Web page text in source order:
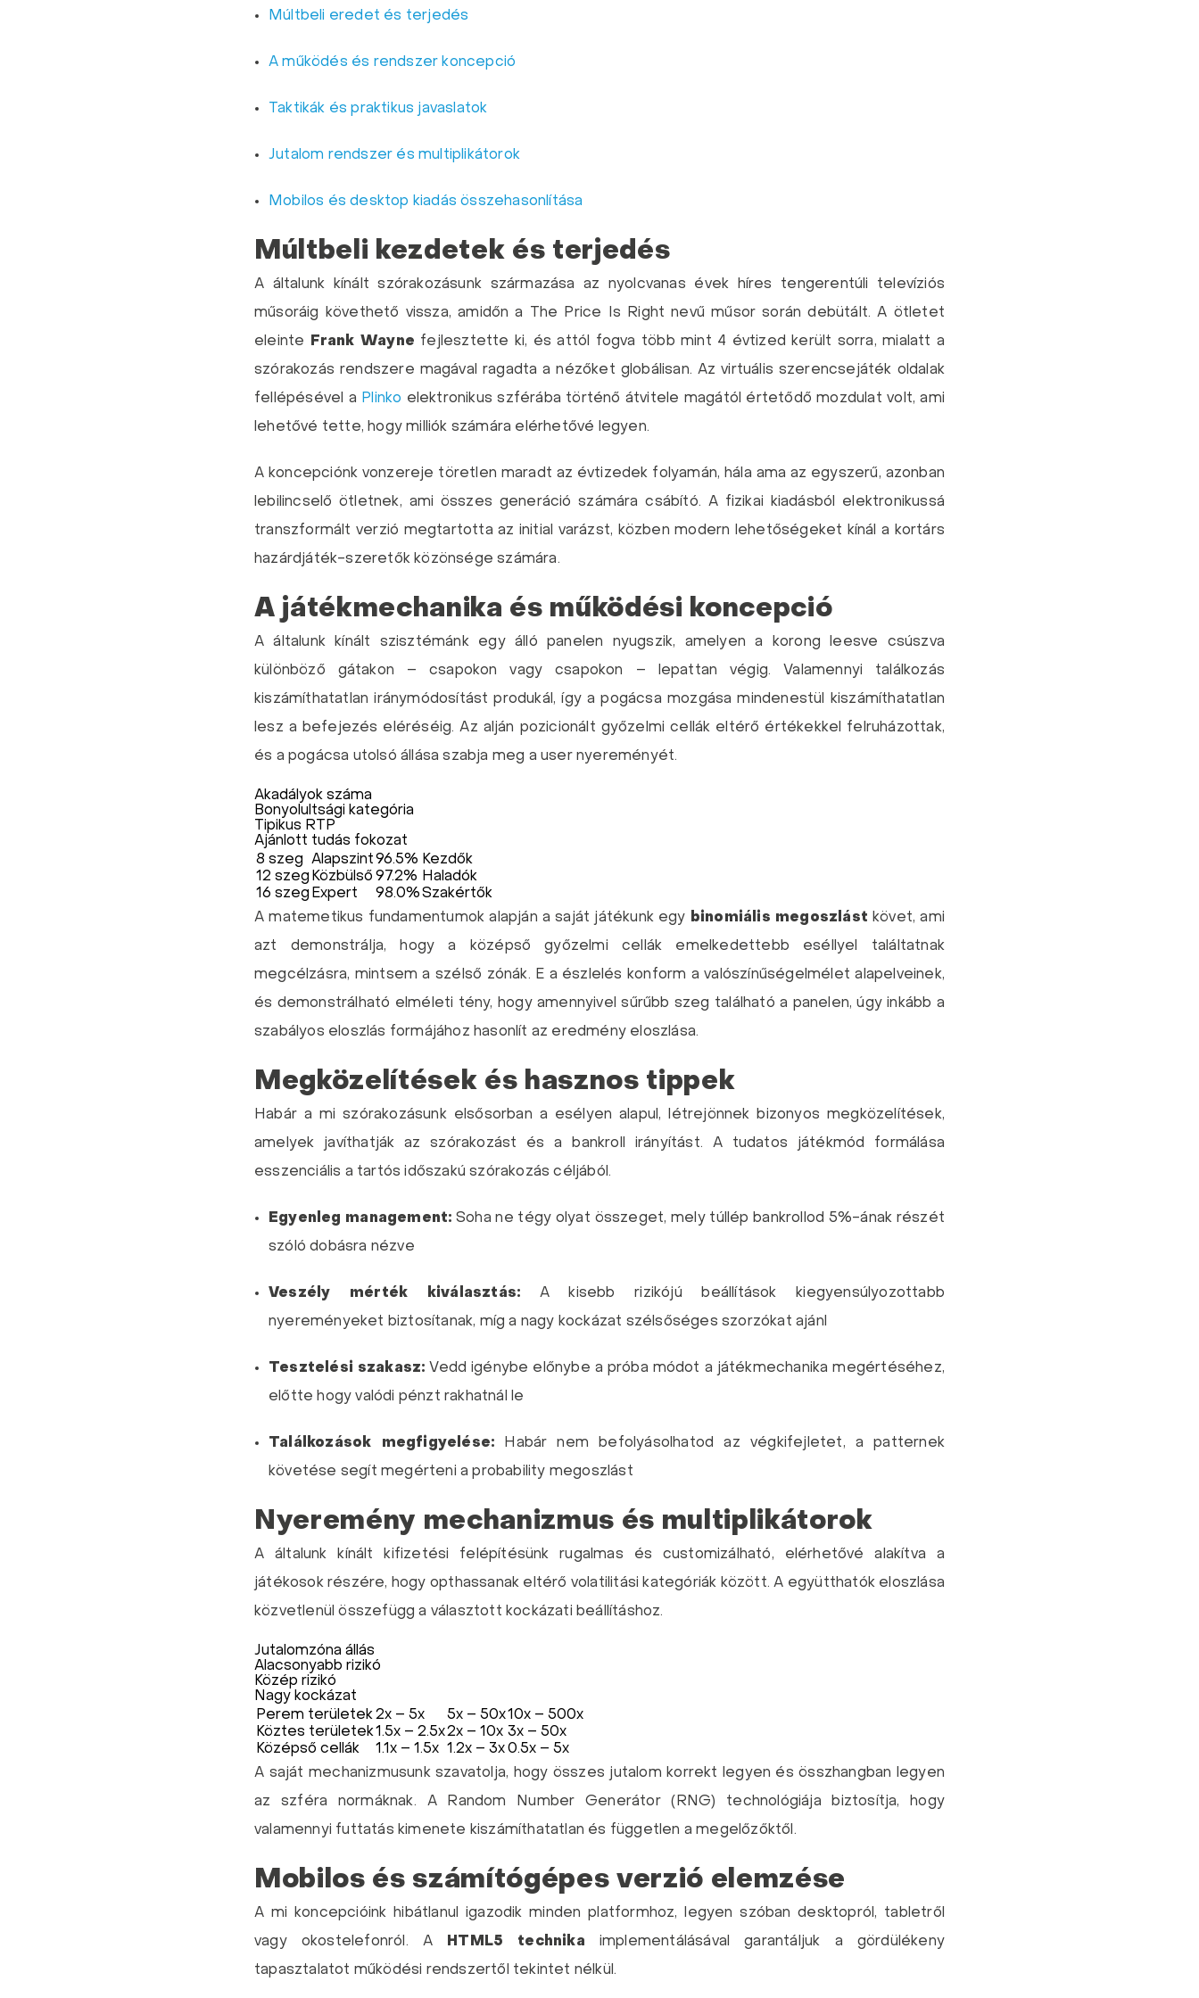
Múltbeli eredet és terjedés
A működés és rendszer koncepció
Taktikák és praktikus javaslatok
Jutalom rendszer és multiplikátorok
Mobilos és desktop kiadás összehasonlítása
Múltbeli kezdetek és terjedés
A általunk kínált szórakozásunk származása az nyolcvanas évek híres tengerentúli televíziós
műsoráig követhető vissza, amidőn a The Price Is Right nevű műsor során debütált. A ötletet
eleinte
Frank Wayne fejlesztette ki, és attól fogva több mint 4 évtized került sorra, mialatt a
szórakozás rendszere magával ragadta a nézőket globálisan. Az virtuális szerencsejáték oldalak
fellépésével a Plinko elektronikus szférába történő átvitele magától értetődő mozdulat volt, ami
lehetővé tette, hogy milliók számára elérhetővé legyen.
A koncepciónk vonzereje töretlen maradt az évtizedek folyamán, hála ama az egyszerű, azonban
lebilincselő ötletnek, ami összes generáció számára csábító. A fizikai kiadásból elektronikussá
transzformált verzió megtartotta az initial varázst, közben modern lehetőségeket kínál a kortárs
hazárdjáték-szeretők közönsége számára.
A játékmechanika és működési koncepció
A általunk kínált szisztémánk egy álló panelen nyugszik, amelyen a korong leesve csúszva
különböző gátakon – csapokon vagy csapokon – lepattan végig. Valamennyi találkozás
kiszámíthatatlan iránymódosítást produkál, így a pogácsa mozgása mindenestül kiszámíthatatlan
lesz a befejezés eléréséig. Az alján pozicionált győzelmi cellák eltérő értékekkel felruházottak,
és a pogácsa utolsó állása szabja meg a user nyereményét.
Akadályok száma
Bonyolultsági kategória
Tipikus RTP
Ajánlott tudás fokozat
8 szeg
Alapszint96.5% Kezdők
12 szeg Közbülső 97.2% Haladók
16 szeg Expert 98.0%Szakértők
A matemetikus fundamentumok alapján a saját játékunk egy
binomiális megoszlást követ, ami
azt demonstrálja, hogy a középső győzelmi cellák emelkedettebb eséllyel találtatnak
megcélzásra, mintsem a szélső zónák. E a észlelés konform a valószínűségelmélet alapelveinek,
és demonstrálható elméleti tény, hogy amennyivel sűrűbb szeg található a panelen, úgy inkább a
szabályos eloszlás formájához hasonlít az eredmény eloszlása.
Megközelítések és hasznos tippek
Habár a mi szórakozásunk elsősorban a esélyen alapul, létrejönnek bizonyos megközelítések,
amelyek javíthatják az szórakozást és a bankroll irányítást. A tudatos játékmód formálása
esszenciális a tartós időszakú szórakozás céljából.
Egyenleg management: Soha ne tégy olyat összeget, mely túllép bankrollod 5%-ának részét
szóló dobásra nézve
Veszély mérték kiválasztás: A kisebb rizikójú beállítások kiegyensúlyozottabb
nyereményeket biztosítanak, míg a nagy kockázat szélsőséges szorzókat ajánl
Tesztelési szakasz: Vedd igénybe előnybe a próba módot a játékmechanika megértéséhez,
előtte hogy valódi pénzt rakhatnál le
Találkozások megfigyelése: Habár nem befolyásolhatod az végkifejletet, a patternek
követése segít megérteni a probability megoszlást
Nyeremény mechanizmus és multiplikátorok
A általunk kínált kifizetési felépítésünk rugalmas és customizálható, elérhetővé alakítva a
játékosok részére, hogy opthassanak eltérő volatilitási kategóriák között. A együtthatók eloszlása
közvetlenül összefügg a választott kockázati beállításhoz.
Jutalomzóna állás
Alacsonyabb rizikó
Közép rizikó
Nagy kockázat
Perem területek2x – 5x 5x – 50x10x – 500x
Köztes területek1.5x – 2.5x2x – 10x 3x – 50x
Középső cellák
1.1x – 1.5x 1.2x – 3x0.5x – 5x
A saját mechanizmusunk szavatolja, hogy összes jutalom korrekt legyen és összhangban legyen
az szféra normáknak. A Random Number Generátor (RNG) technológiája biztosítja, hogy
valamennyi futtatás kimenete kiszámíthatatlan és független a megelőzőktől.
Mobilos és számítógépes verzió elemzése
A mi koncepcióink hibátlanul igazodik minden platformhoz, legyen szóban desktopról, tabletről
vagy okostelefonról. A
HTML5 technika implementálásával garantáljuk a gördülékeny
tapasztalatot működési rendszertől tekintet nélkül.